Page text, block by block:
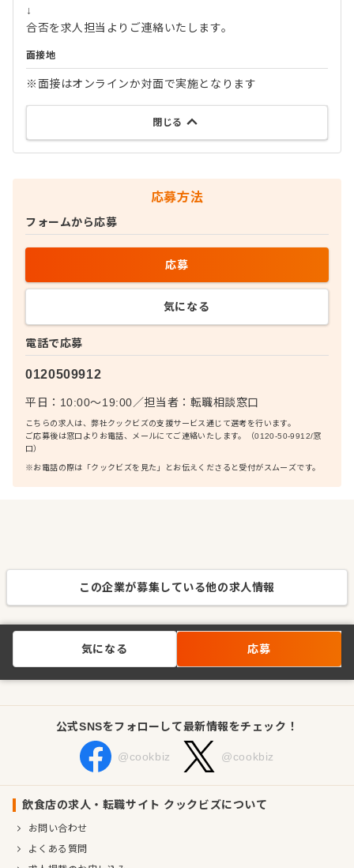
↓
合否を求人担当よりご連絡いたします。
面接地
※面接はオンラインか対面で実施となります
閉じる
応募方法
電話で応募
0120509912
平日：10:00〜19:00／担当者： 転職相談窓口
こちらの求人は、弊社クックビズの支援サービス通じて選考を行います。
ご応募後は窓口よりお電話、メールにてご連絡いたします。（0120-50-9912/窓
口）
※お電話の際は「クックビズを見た」とお伝えくださると受付がスムーズです。
フォームから応募
応募
気になる
この企業が募集している他の求人情報
気になる 応募
公式SNSをフォローして最新情報をチェック！
@cookbiz @cookbiz
飲食店の求人・転職サイト クックビズについて
お問い合わせ
よくある質問